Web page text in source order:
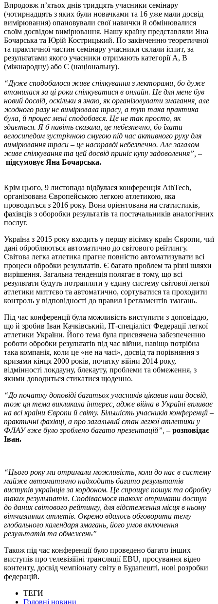
Впродовж п’ятьох днів тридцять учасники семінару
(чотирнадцять з яких були новачками та 16 уже мали досвід
вимірювання) опановували свої навички й обмінювалися
своїм досвідом вимірювання. Нашу країну представляли Яна
Бочарська та Юрій Кострицький. По закінченню теоретичної
та практичної частин семінару учасники склали іспит, за
результатами якого учасники отримають категорії А, В
(міжнародну) або С (національну).
“Дуже сподобалося живе спілкування з лекторами, бо дуже
втомилася за ці роки спілкуватися в онлайн. Це для мене був
новий досвід, оскільки я знаю, як організовувати змагання, але
жодного разу не вимірювала трасу, а тут така практика
була, й процес мені сподобався. Це не так просто, як
здається. Я б навіть сказала, це небезпечно, бо їхати
велосипедом зустрічною смугою під час активного руху для
вимірювання траси – це насправді небезпечно. Але загалом
живе спілкування та цей досвід приніс купу задоволення”, –
підсумовує Яна Бочарська.
Крім цього, 9 листопада відбулася конференція AthTech,
організована Європейською легкою атлетикою, яка
проводиться з 2016 року. Вона орієнтована на статистиків,
фахівців з оборобки результатів та постачальників аналогічних
послуг.
Україна з 2015 року входить у першу вісімку країн Європи, чиї
дані обробляються автоматично до світового рейтингу.
Світова легка атлетика прагне повністю автоматизувати всі
процеси обробки результатів. Є багато проблем та різні шляхи
вирішення. Загальна тенденція полягає в тому, що всі
результати будуть потрапляти у єдину систему світової легкої
атлетики миттєво та автоматично, сортуватися та проходити
контроль у відповідності до правил і регламентів змагань.
Під час конференції була можливість виступити з доповіддю,
що й зробив Іван Качківський, ІТ-спеціаліст Федерації легкої
атлетики України. Його тема була присвячена забезпеченню
роботи обробки результатів під час війни, навіщо потрібна
така компанія, коли це «не на часі», досвід та порівняння з
кризами кінця 2000 років, початку війни 2014 року,
відмінності локдауну, блекауту, проблеми та обмеження, з
якими доводиться стикатися щоденно.
“До початку доповіді багатьох учасників цікавив наш досвід,
тож ця тема викликала інтерес, адже війна в Україні впливає
на всі країни Європи й світу. Більшість учасників конференції –
практичні фахівці, а про загальний стан легкої атлетики у
ФЛАУ вже було зроблено багато презентацій”, – розповідає
Іван.
“Цього року ми отримали можливість, коли до нас в систему
майже автоматично надходить багато результатів
виступів українців за кордоном. Це спрощує пошук та обробку
таких результатів. Сподіваємося також отримати доступ
до даних світового рейтингу, для відстеження місця в ньому
вітчизняних атлетів. Окремо вдалось обговорити тему
глобального календаря змагань, його умов включення
результатів та обмежень”
Також під час конференції було проведено багато інших
виступів про телевізійні трансляції EBU, просування відео
контенту, досвід чемпіонату світу в Будапешті, нові розробки
федерацій.
ТЕГИ
Головні новини